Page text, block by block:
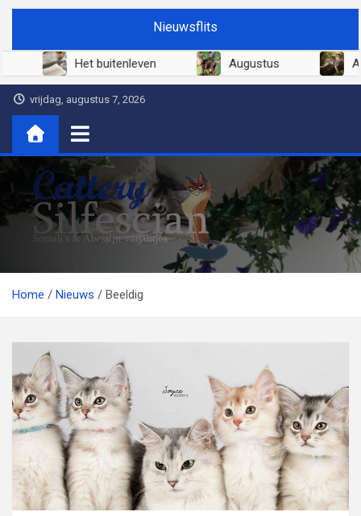
Ga
de
Nieuwsflits
Juni 2026 Het buitenleven Augustus
vrijdag, augustus 7, 2026
Cattery Silfescian
Somali's en soms Abessijn-variantjes
Home
Nieuws Beeldig